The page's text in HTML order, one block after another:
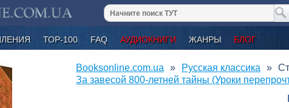
ТОР-100 FAQ АУДИОКНИГИ ЖАНРЫ БЛОГ
Booksonline.com.ua
Русская классика
За завесой 800-летней тайны (Уроки